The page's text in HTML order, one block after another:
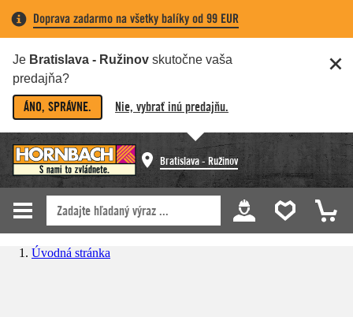
Doprava zadarmo na všetky balíky od 99 EUR
Je Bratislava - Ružinov skutočne vaša
predajňa?
ÁNO, SPRÁVNE. Nie, vybrať inú predajňu.
Bratislava - Ružinov
Úvodná stránka